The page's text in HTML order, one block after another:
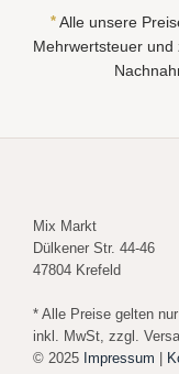
* Alle unsere
Mehrwertsteuer und
Mix Markt
Dülkener Str. 44-46
47804 Krefeld
* Alle Preise gelten
inkl. MwSt, zzgl.
© 2025 Impressum |